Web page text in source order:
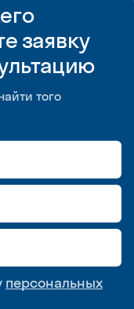
заявку
того
персональных